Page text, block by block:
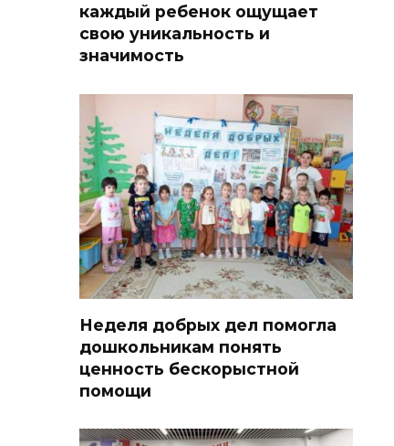
каждый ребенок ощущает
свою уникальность и
значимость
Неделя добрых дел помогла
дошкольникам понять
ценность бескорыстной
помощи